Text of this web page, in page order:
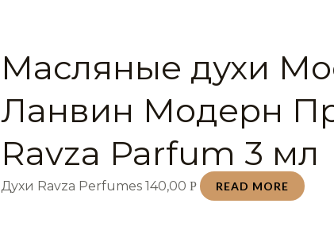
Масляные духи
Ланвин Модерн
Ravza Parfum 3 мл
Духи Ravza Perfumes140,00Р READ MORE